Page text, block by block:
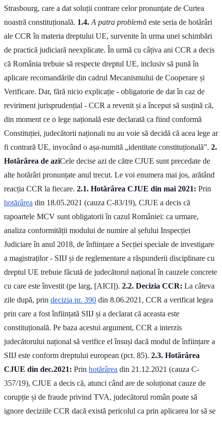
Strasbourg, care a dat soluții contrare celor pronunțate de Curtea
noastră constituțională. 1.4. A patra problemă este seria de hotărâri
ale CCR în materia dreptului UE, survenite în urma unei schimbări
de practică judiciară neexplicate. În urmă cu câțiva ani CCR a decis
că România trebuie să respecte dreptul UE, inclusiv să pună în
aplicare recomandările din cadrul Mecanismului de Cooperare și
Verificare. Dar, fără nicio explicație - obligatorie de dat în caz de
reviriment jurisprudențial - CCR a revenit și a început să susțină că,
din moment ce o lege națională este declarată ca fiind conformă
Constituției, judecătorii naționali nu au voie să decidă că acea lege ar
fi contrară UE, invocând o așa-numită „identitate constituțională”. 2.
Hotărârea de aziCele decise azi de către CJUE sunt precedate de
alte hotărâri pronunțate anul trecut. Le voi enumera mai jos, arătând
reacția CCR la fiecare. 2.1. Hotărârea CJUE din mai 2021: Prin
hotărârea din 18.05.2021 (cauza C-83/19), CJUE a decis că
rapoartele MCV sunt obligatorii în cazul României: ca urmare,
analiza conformității modului de numire al șefului Inspecției
Judiciare în anul 2018, de înființare a Secției speciale de investigare
a magistraților - SIIJ și de reglementare a răspunderii disciplinare cu
dreptul UE trebuie făcută de judecătorul național în cauzele concrete
cu care este învestit (pe larg, [AICI]). 2.2. Decizia CCR: La câteva
zile după, prin decizia nr. 390 din 8.06.2021, CCR a verificat legea
prin care a fost înființată SIIJ și a declarat că aceasta este
constituțională. Pe baza acestui argument, CCR a interzis
judecătorului național să verifice el însuși dacă modul de înființare a
SIIJ este conform dreptului european (pct. 85). 2.3. Hotărârea
CJUE din dec.2021: Prin hotărârea din 21.12.2021 (cauza C-
357/19), CJUE a decis că, atunci când are de soluționat cauze de
corupție și de fraude privind TVA, judecătorul român poate să
ignore deciziile CCR dacă există pericolul ca prin aplicarea lor să se